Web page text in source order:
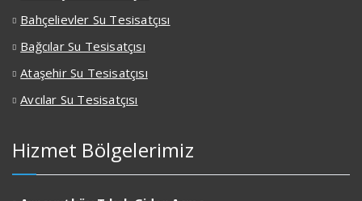
Bahçelievler Su Tesisatçısı
Bağcılar Su Tesisatçısı
Ataşehir Su Tesisatçısı
Avcılar Su Tesisatçısı
Hizmet Bölgelerimiz